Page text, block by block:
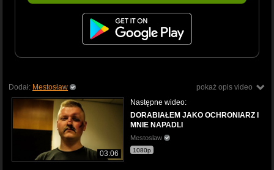
pokaż opis video
Dodał: Mestosław
03:06
Następne wideo:
DORABIAŁEM JAKO OCHRONIARZ I
MNIE NAPADLI
Mestoslaw
1080p